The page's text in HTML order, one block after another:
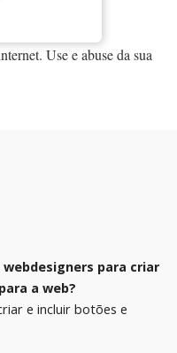
Use e abuse da sua
para criar
a web?
e incluir botões e